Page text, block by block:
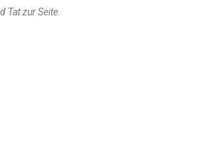
Tat zur Seite.